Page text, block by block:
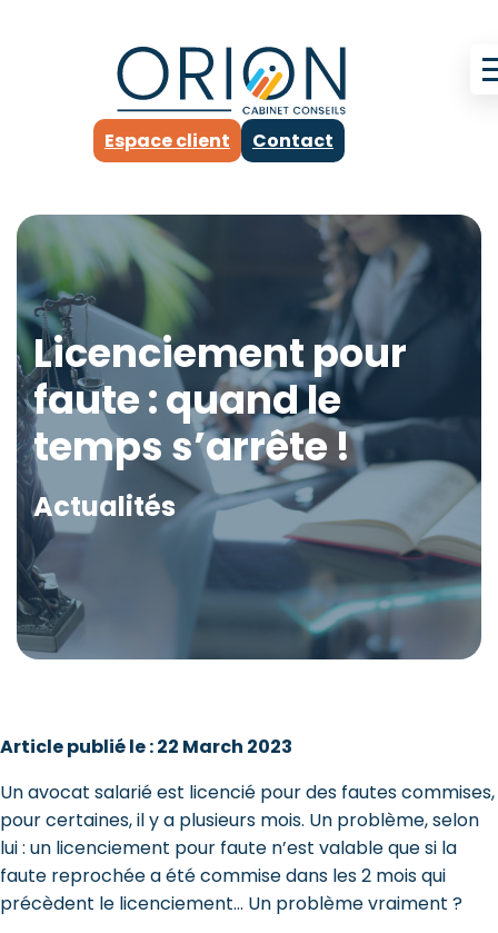
Espace client Contact
Licenciement pour
faute : quand le
temps s’arrête !
Actualités
Article publié le : 22 March 2023
Un avocat salarié est licencié pour des fautes commises,
pour certaines, il y a plusieurs mois. Un problème, selon
lui : un licenciement pour faute n’est valable que si la
faute reprochée a été commise dans les 2 mois qui
précèdent le licenciement… Un problème vraiment ?